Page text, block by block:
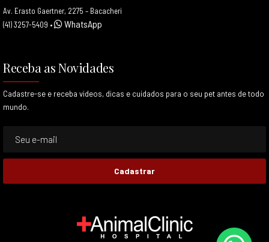
Av. Erasto Gaertner, 2275 – Bacacheri
(41) 3257-5409 • WhatsApp
Receba as Novidades
Cadastre-se e receba videos, dicas e cuidados para o seu pet antes de todo
mundo.